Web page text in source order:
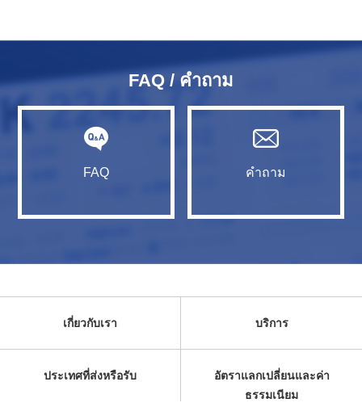
FAQ / คำถาม
FAQ คำถาม
เกี่ยวกับเรา บริการ
ประเทศที่ส่งหรือรับ
อัตราแลกเปลี่ยนและค่า
ธรรมเนียม